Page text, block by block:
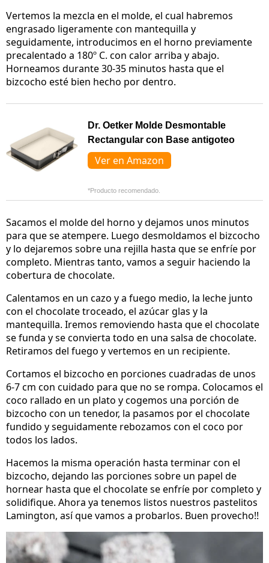
Vertemos la mezcla en el molde, el cual habremos
engrasado ligeramente con mantequilla y
seguidamente, introducimos en el horno previamente
precalentado a 180º C. con calor arriba y abajo.
Horneamos durante 30-35 minutos hasta que el
bizcocho esté bien hecho por dentro.
Dr. Oetker Molde Desmontable
Rectangular con Base antigoteo
Ver en Amazon
*Producto recomendado.
Sacamos el molde del horno y dejamos unos minutos
para que se atempere. Luego desmoldamos el bizcocho
y lo dejaremos sobre una rejilla hasta que se enfríe por
completo. Mientras tanto, vamos a seguir haciendo la
cobertura de chocolate.
Calentamos en un cazo y a fuego medio, la leche junto
con el chocolate troceado, el azúcar glas y la
mantequilla. Iremos removiendo hasta que el chocolate
se funda y se convierta todo en una salsa de chocolate.
Retiramos del fuego y vertemos en un recipiente.
Cortamos el bizcocho en porciones cuadradas de unos
6-7 cm con cuidado para que no se rompa. Colocamos el
coco rallado en un plato y cogemos una porción de
bizcocho con un tenedor, la pasamos por el chocolate
fundido y seguidamente rebozamos con el coco por
todos los lados.
Hacemos la misma operación hasta terminar con el
bizcocho, dejando las porciones sobre un papel de
hornear hasta que el chocolate se enfríe por completo y
solidifique. Ahora ya tenemos listos nuestros pastelitos
Lamington, así que vamos a probarlos. Buen provecho!!